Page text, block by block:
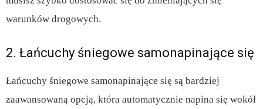
warunków drogowych.
2. Łańcuchy śniegowe samonapinające się
Łańcuchy śniegowe samonapinające się są bardziej
zaawansowaną opcją, która automatycznie napina się wokół